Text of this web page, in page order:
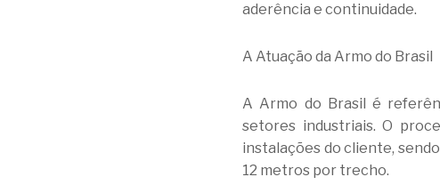
aderência e continuidade.
A Atuação da Armo do Brasil
A Armo do Brasil é
setores industriais. O
instalações do cliente,
12 metros por trecho.